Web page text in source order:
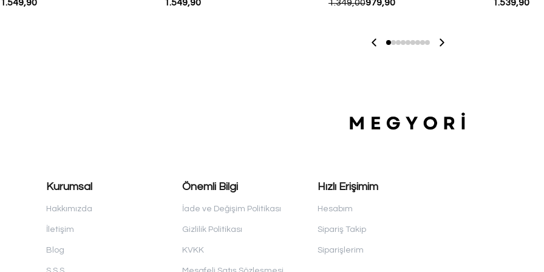
1.549,90 1.549,90
1.349,00979,90
1.539,90
Kurumsal
Hakkımızda
İletişim
Blog
Önemli Bilgi
İade ve Değişim Politikası
Gizlilik Politikası
KVKK
Hızlı Erişimim
Hesabım
Sipariş Takip
Siparişlerim